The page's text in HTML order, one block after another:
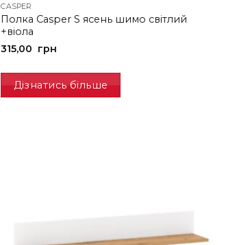
CASPER
Полка Casper S ясень шимо світлий
+віола
315,00 грн
Дізнатись більше